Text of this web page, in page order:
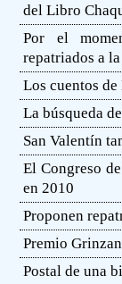
del Libro
Por el
repatriados a
Los cuentos
La búsqueda
San Valentín
El Congreso
en 2010
Proponen
Premio
Postal de una